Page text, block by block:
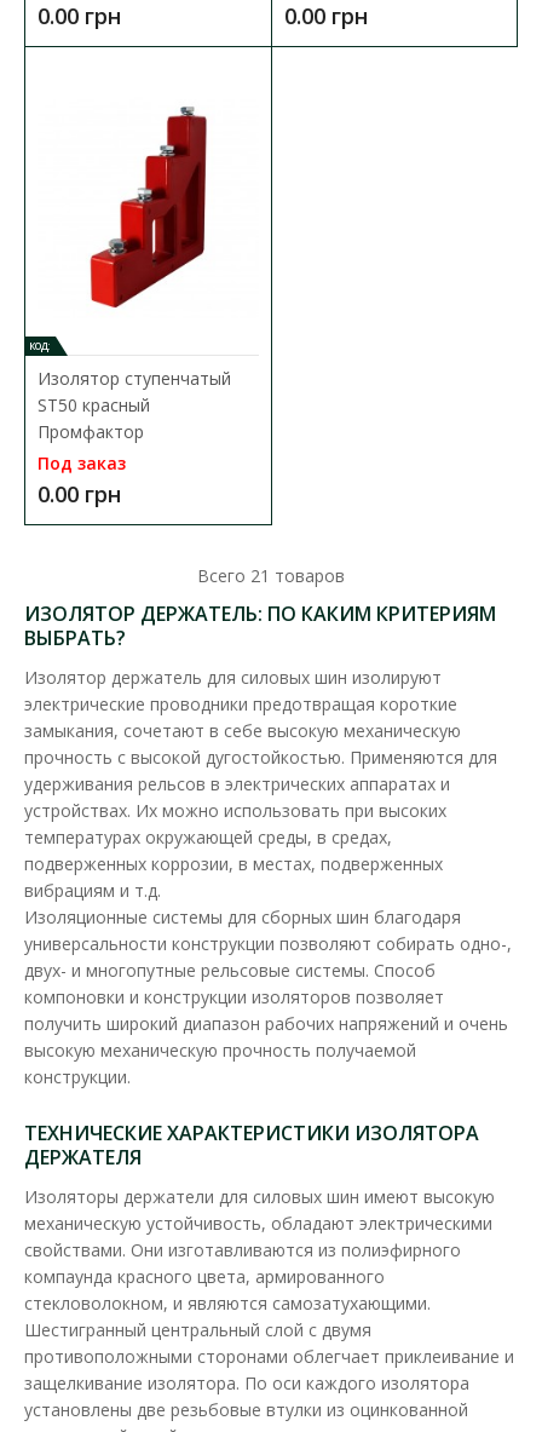
Доступность: В наличии
Шинный изолятор SM служит для изоляции и крепления
токопроводящих частей (алюминиевых и медных шин) ..
28.08 грн
В КОРЗИНУ
В сравнения
Изолятор-держатель SM 35 АСКО
Доступность: В наличии
Изолятор силовой шины SM Аско предназначен для крепления
силовых шин внутри шкафов и сборок с целью ..
37.60 грн
0.00 грн 0.00 грн
КОД:
Изолятор ступенчатый
ST50 красный
Промфактор
Под заказ
0.00 грн
Всего 21 товаров
ИЗОЛЯТОР ДЕРЖАТЕЛЬ: ПО КАКИМ КРИТЕРИЯМ
ВЫБРАТЬ?
Изолятор держатель для силовых шин изолируют
электрические проводники предотвращая короткие
замыкания, сочетают в себе высокую механическую
прочность с высокой дугостойкостью. Применяются для
удерживания рельсов в электрических аппаратах и
устройствах. Их можно использовать при высоких
температурах окружающей среды, в средах,
подверженных коррозии, в местах, подверженных
вибрациям и т.д.
Изоляционные системы для сборных шин благодаря
универсальности конструкции позволяют собирать одно-,
двух- и многопутные рельсовые системы. Способ
компоновки и конструкции изоляторов позволяет
получить широкий диапазон рабочих напряжений и очень
высокую механическую прочность получаемой
конструкции.
ТЕХНИЧЕСКИЕ ХАРАКТЕРИСТИКИ ИЗОЛЯТОРА
ДЕРЖАТЕЛЯ
Изоляторы держатели для силовых шин имеют высокую
механическую устойчивость, обладают электрическими
свойствами. Они изготавливаются из полиэфирного
компаунда красного цвета, армированного
стекловолокном, и являются самозатухающими.
Шестигранный центральный слой с двумя
противоположными сторонами облегчает приклеивание и
защелкивание изолятора. По оси каждого изолятора
установлены две резьбовые втулки из оцинкованной